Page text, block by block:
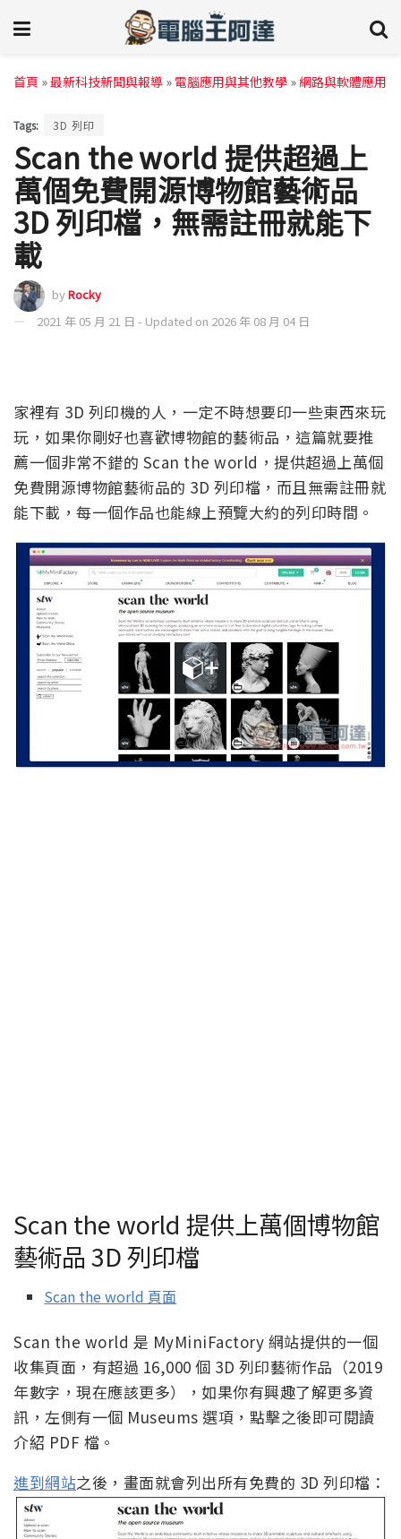
首頁 »最新科技新聞與報導 » 電腦應用與其他教學 »網路與軟體應用
Tags: 3D 列印
Scan the world 提供超過上
萬個免費開源博物館藝術品
3D 列印檔，無需註冊就能下
載
byRocky
2021 年 05 月 21 日 - Updated on 2026 年 08 月 04 日
家裡有 3D 列印機的人，一定不時想要印一些東西來玩
玩，如果你剛好也喜歡博物館的藝術品，這篇就要推
薦一個非常不錯的 Scan the world，提供超過上萬個
免費開源博物館藝術品的 3D 列印檔，而且無需註冊就
能下載，每一個作品也能線上預覽大約的列印時間。
Scan the world 提供上萬個博物館
藝術品 3D 列印檔
Scan the world 頁面
Scan the world 是 MyMiniFactory 網站提供的一個
收集頁面，有超過 16,000 個 3D 列印藝術作品（2019
年數字，現在應該更多），如果你有興趣了解更多資
訊，左側有一個 Museums 選項，點擊之後即可閱讀
介紹 PDF 檔。
進到網站之後，畫面就會列出所有免費的 3D 列印檔：